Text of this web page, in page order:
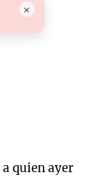
×
quien ayer